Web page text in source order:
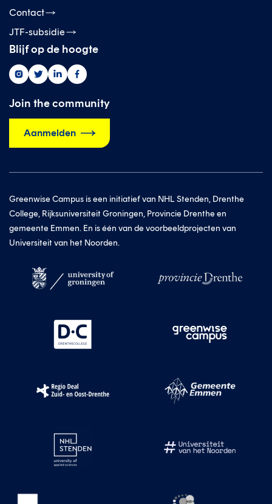
Contact
JTF-subsidie
Blijf op de hoogte
Greenwise
op
instagram
Greenwise
op
twitter
Greenwise
op
linkedin
Greenwise
op
facebook
Join the community
Aanmelden
Greenwise Campus is een initiatief van NHL Stenden, Drenthe
College, Rijksuniversiteit Groningen, Provincie Drenthe en
gemeente Emmen. En is één van de voorbeeldprojecten van
Universiteit van het Noorden.